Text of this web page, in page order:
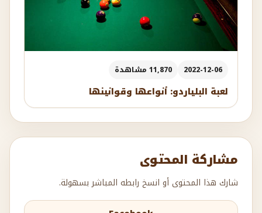
2022-12-06 11,870 مشاهدة
لعبة البلياردو: أنواعها وقوانينها
مشاركة المحتوى
شارك هذا المحتوى أو انسخ رابطه المباشر بسهولة.